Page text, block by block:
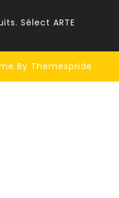
Sélect ARTE
By Themespride